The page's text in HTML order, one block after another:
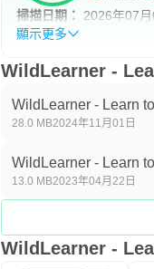
掃描日期：
2026年07月
顯示更多
WildLearner -
WildLearner - Learn
28.0 MB2024年11月01日
WildLearner - Learn
13.0 MB2023年04月22日
WildLearner -